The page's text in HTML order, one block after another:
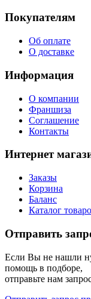
Покупателям
Об оплате
О доставке
Информация
О компании
Франшиза
Соглашение
Контакты
Интернет
Заказы
Корзина
Баланс
Каталог
Отправить
Если Вы не нашли
помощь в подборе,
отправьте нам